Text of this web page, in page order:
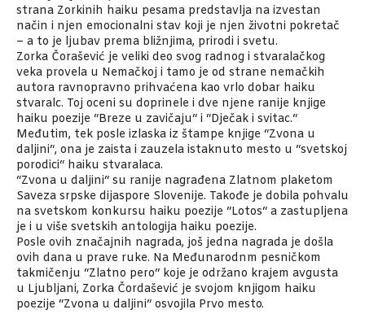
strana Zorkinih haiku pesama predstavlja na izvestan
način i njen emocionalni stav koji je njen životni pokretač
– a to je ljubav prema bližnjima, prirodi i svetu.
Zorka Čorašević je veliki deo svog radnog i stvaralačkog
veka provela u Nemačkoj i tamo je od strane nemačkih
autora ravnopravno prihvaćena kao vrlo dobar haiku
stvaralc. Toj oceni su doprinele i dve njene ranije knjige
haiku poezije “Breze u zavičaju“ i “Dječak i svitac.“
Međutim, tek posle izlaska iz štampe knjige “Zvona u
daljini“, ona je zaista i zauzela istaknuto mesto u “svetskoj
porodici“ haiku stvaralaca.
“Zvona u daljini“ su ranije nagrađena Zlatnom plaketom
Saveza srpske dijaspore Slovenije. Takođe je dobila pohvalu
na svetskom konkursu haiku poezije “Lotos“ a zastupljena
je i u više svetskih antologija haiku poezije.
Posle ovih značajnih nagrada, još jedna nagrada je došla
ovih dana u prave ruke. Na Međunarodnm pesničkom
takmičenju “Zlatno pero“ koje je održano krajem avgusta
u Ljubljani, Zorka Čordašević je svojom knjigom haiku
poezije “Zvona u daljini“ osvojila Prvo mesto.